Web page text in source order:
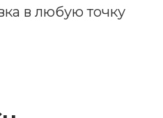
в любую точку